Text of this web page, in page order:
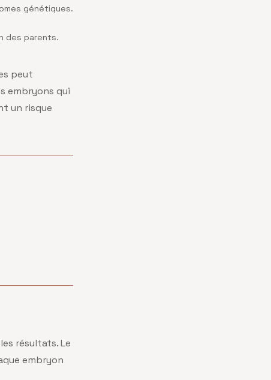
génétiques.
des parents.
peut
embryons qui
un risque
résultats. Le
embryon